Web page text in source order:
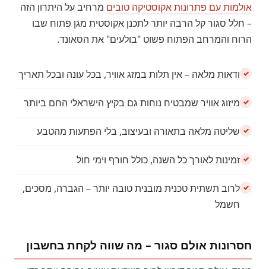
אולמות עם פתרונות אקוסטיקה טובים מרחיב על היתרון הזה
– חלל סגור קל הרבה יותר לתכנן אקוסטית מגן פתוח שבו
הרוח והמרחב הפתוח פשוט "בולעים" את הסאונד.
ודאות מלאה – אין תלות במזג אוויר, בכל עונה ובכל תאריך
מיזוג אוויר שמבטיח נוחות גם בקיץ הישראלי החם ביותר
שליטה מלאה בתאורה ובעיצוב, בלי הפתעות מהטבע
זמינות לאורך כל השנה, כולל חורף וימי חול
לרוב תשתית טכנית מובנית טובה יותר – הגברה, מסכים,
חשמל
חסרונות אולם סגור – מה שווה לקחת בחשבון